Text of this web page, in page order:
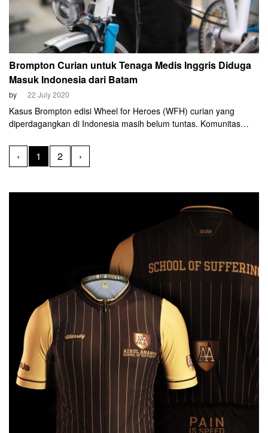
Brompton Curian untuk Tenaga Medis Inggris Diduga
Masuk Indonesia dari Batam
by 22 July 2020
Kasus Brompton edisi Wheel for Heroes (WFH) curian yang
diperdagangkan di Indonesia masih belum tuntas. Komunitas
perkara ini hingga ke akar-akarnya.
‹ 1 2 ›